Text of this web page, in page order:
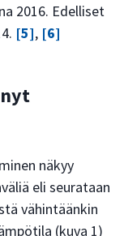
2016. Edelliset
[5], [6]
näkyy
eli seurataan
vähintäänkin
(kuva 1)